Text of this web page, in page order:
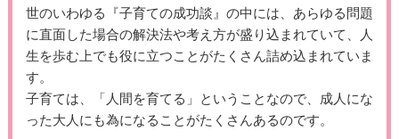
世のいわゆる『子育ての成功談』の中には、あらゆる問題
に直面した場合の解決法や考え方が盛り込まれていて、人
生を歩む上でも役に立つことがたくさん詰め込まれていま
す。
子育ては、「人間を育てる」ということなので、成人にな
った大人にも為になることがたくさんあるのです。